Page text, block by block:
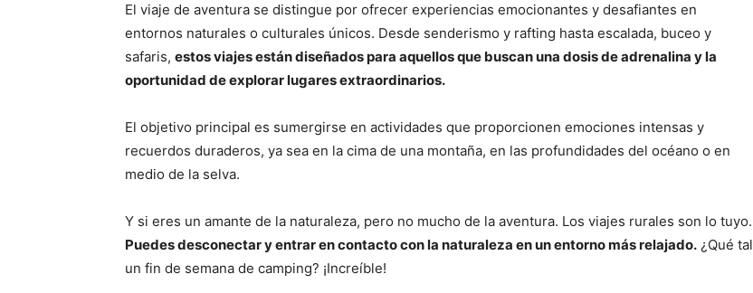
El viaje de aventura se distingue por ofrecer experiencias emocionantes y desafiantes en
entornos naturales o culturales únicos. Desde senderismo y rafting hasta escalada, buceo y
safaris, estos viajes están diseñados para aquellos que buscan una dosis de adrenalina y la
oportunidad de explorar lugares extraordinarios.
El objetivo principal es sumergirse en actividades que proporcionen emociones intensas y
recuerdos duraderos, ya sea en la cima de una montaña, en las profundidades del océano o en
medio de la selva.
Y si eres un amante de la naturaleza, pero no mucho de la aventura. Los viajes rurales son lo tuyo.
Puedes desconectar y entrar en contacto con la naturaleza en un entorno más relajado. ¿Qué tal
un fin de semana de camping? ¡Increíble!